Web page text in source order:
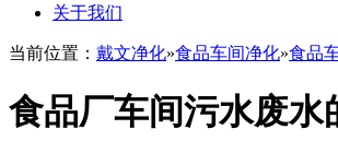
关于我们
当前位置： 戴文净化»食品车间净化»食品
食品厂车间污水废水